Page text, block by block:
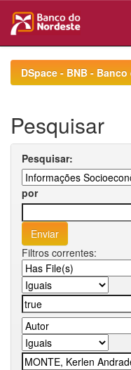
navigationDSpace - BNB -
Pesquisar
Pesquisar:
por
Filtros correntes: